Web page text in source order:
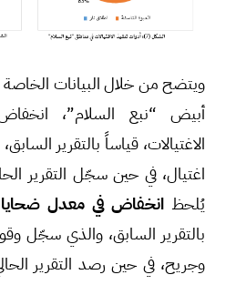
ويتضح من خلال البيانات
أبيض “نبع السلام”،
يُلحظ انخفاض في معدل ضحايا